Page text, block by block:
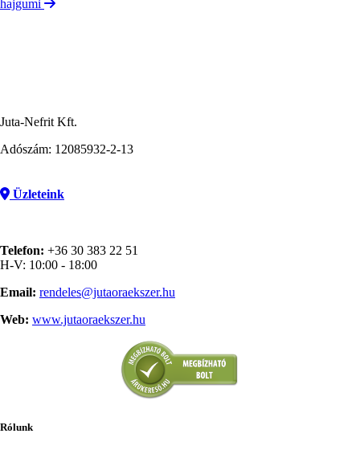
hajgumi
Juta-Nefrit Kft.
Adószám: 12085932-2-13
Üzleteink
Telefon: +36 30 383 22 51
H-V: 10:00 - 18:00
Email: rendeles@jutaoraekszer.hu
Web: www.jutaoraekszer.hu
Rólunk